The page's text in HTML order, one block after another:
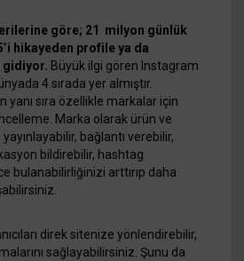
göre; 21 milyon günlük
hikayeden profile ya da
gidiyor. Büyük ilgi gören Instagram
4.sırada yer almıştır.
yanı sıra özellikle markalar için
Marka olarak ürün ve
bağlantı verebilir,
bildirebilir, hashtag
bulanabilirliğinizi arttırıp daha
direk sitenize yönlendirebilir,
sağlayabilirsiniz. Şunu da